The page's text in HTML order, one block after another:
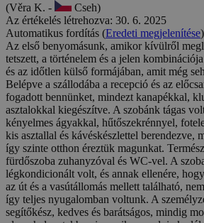
(Věra K. -
Cseh)
Az értékelés létrehozva: 30. 6. 2025
Automatikus fordítás (Eredeti megjelenítése)
Az első benyomásunk, amikor kívülről
tetszett, a történelem és a jelen
és az időtlen külső formájában, amit még
Belépve a szállodába a recepció és az
fogadott bennünket, mindezt kanapékkal,
asztalokkal kiegészítve. A szobánk tágas
kényelmes ágyakkal, hűtőszekrénnyel,
kis asztallal és kávéskészlettel berendezve,
így szinte otthon éreztük magunkat.
fürdőszoba zuhanyzóval és WC-vel. A
légkondicionált volt, és annak ellenére,
az út és a vasútállomás mellett található,
így teljes nyugalomban voltunk. A
segítőkész, kedves és barátságos, mindig